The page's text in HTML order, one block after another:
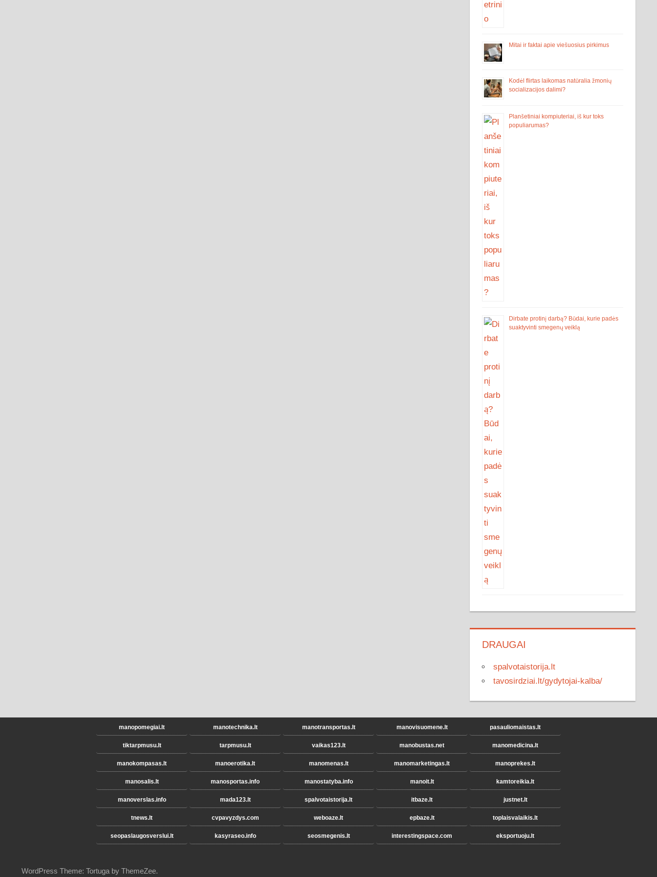
Mitai ir faktai apie viešuosius pirkimus
Kodėl flirtas laikomas natūralia žmonių
socializacijos dalimi?
Planšetiniai kompiuteriai, iš kur toks
populiarumas?
Dirbate protinį darbą? Būdai, kurie padės
suaktyvinti smegenų veiklą
DRAUGAI
spalvotaistorija.lt
tavosirdziai.lt/gydytojai-kalba/
manopomegiai.lt manotechnika.lt manotransportas.lt manovisuomene.lt pasauliomaistas.lt
tiktarpmusu.lt tarpmusu.lt vaikas123.lt manobustas.net manomedicina.lt
manokompasas.lt manoerotika.lt manomenas.lt manomarketingas.lt manoprekes.lt
manosalis.lt manosportas.info manostatyba.info manoit.lt kamtoreikia.lt
manoverslas.info mada123.lt spalvotaistorija.lt itbaze.lt justnet.lt
tnews.lt cvpavyzdys.com weboaze.lt epbaze.lt toplaisvalaikis.lt
seopaslaugosverslui.lt kasyraseo.info seosmegenis.lt interestingspace.com eksportuoju.lt
WordPress Theme: Tortuga by ThemeZee.